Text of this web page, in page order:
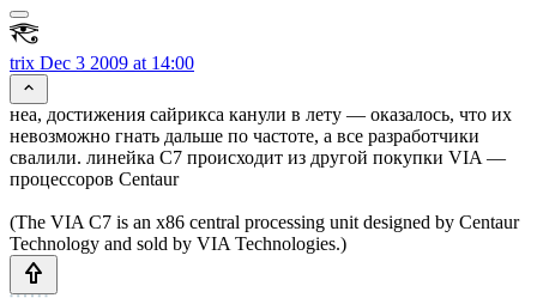
trix Dec 3 2009 at 14:00
неа, достижения сайрикса канули в лету — оказалось, что их
невозможно гнать дальше по частоте, а все разработчики
свалили. линейка C7 происходит из другой покупки VIA —
процессоров Centaur
(The VIA C7 is an x86 central processing unit designed by Centaur
Technology and sold by VIA Technologies.)